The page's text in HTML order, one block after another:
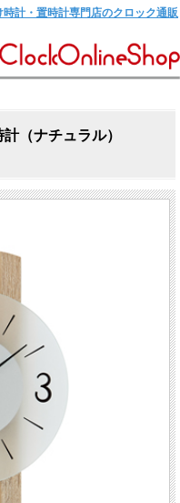
計・置時計専門店のクロック通販
（ナチュラル）